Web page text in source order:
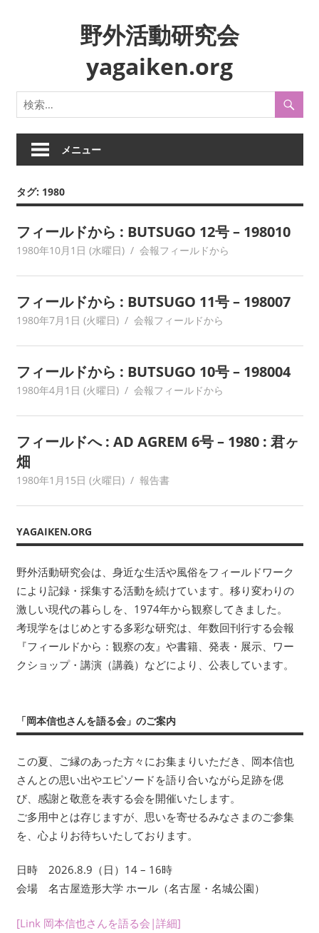
野外活動研究会
yagaiken.org
身
近
生
活
風
を
フ
ル
ド
ー
ク
に
り
記
録・
採
集
す
活
を
続
け
て
い
ま
学
は
じ
め
と
す
多
彩
研
メニュー
タグ: 1980
フィールドから : BUTSUGO 12号 – 198010
1980年10月1日 (水曜日) yagaiken
会報フィールドから
フィールドから : BUTSUGO 11号 – 198007
1980年7月1日 (火曜日) yagaiken
会報フィールドから
フィールドから : BUTSUGO 10号 – 198004
1980年4月1日 (火曜日) yagaiken
会報フィールドから
フィールドへ : AD AGREM 6号 – 1980 : 君ヶ
畑
1980年1月15日 (火曜日) yagaiken
報告書
YAGAIKEN.ORG
野外活動研究会は、身近な生活や風俗をフィールドワーク
により記録・採集する活動を続けています。移り変わりの
激しい現代の暮らしを、1974年から観察してきました。
考現学をはじめとする多彩な研究は、年数回刊行する会報
『フィールドから：観察の友』や書籍、発表・展示、ワー
クショップ・講演（講義）などにより、公表しています。
「岡本信也さんを語る会」のご案内
この夏、ご縁のあった方々にお集まりいただき、岡本信也
さんとの思い出やエピソードを語り合いながら足跡を偲
び、感謝と敬意を表する会を開催いたします。
ご多用中とは存じますが、思いを寄せるみなさまのご参集
を、心よりお待ちいたしております。
日時 2026.8.9（日）14 – 16時
会場 名古屋造形大学 ホール（名古屋・名城公園）
[Link 岡本信也さんを語る会|詳細]